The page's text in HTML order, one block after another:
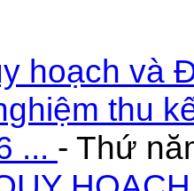
hoạch và
thu
... - Thứ